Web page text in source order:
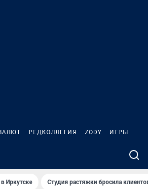
РЕДКОЛЛЕГИЯ ZODY ИГРЫ
Иркутске Студия растяжки бросила